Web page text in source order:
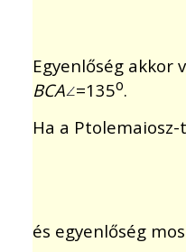
Egyenlőség akkor
BCA =135o.
Ha a
és egyenlőség